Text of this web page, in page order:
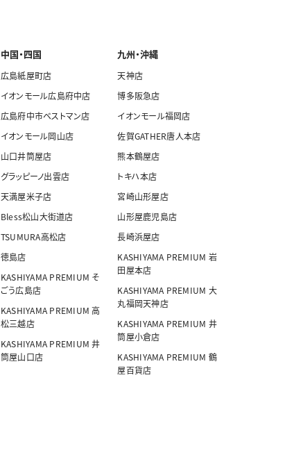
中国・四国
広島紙屋町店
イオンモール広島府中店
広島府中市ベストマン店
イオンモール岡山店
山口井筒屋店
グラッピーノ出雲店
天満屋米子店
Bless松山大街道店
TSUMURA高松店
徳島店
KASHIYAMA PREMIUM そ
ごう広島店
KASHIYAMA PREMIUM 高
松三越店
KASHIYAMA PREMIUM 井
筒屋山口店
九州・沖縄
天神店
博多阪急店
イオンモール福岡店
佐賀GATHER唐人本店
熊本鶴屋店
トキハ本店
宮崎山形屋店
山形屋鹿児島店
長崎浜屋店
KASHIYAMA PREMIUM 岩
田屋本店
KASHIYAMA PREMIUM 大
丸福岡天神店
KASHIYAMA PREMIUM 井
筒屋小倉店
KASHIYAMA PREMIUM 鶴
屋百貨店